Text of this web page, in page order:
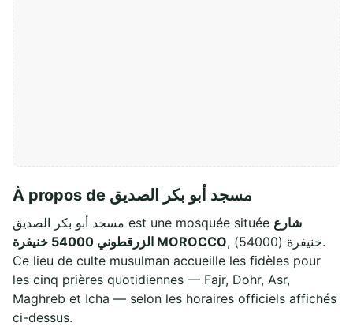
À propos de مسجد أبو بكر الصديق
مسجد أبو بكر الصديق est une mosquée située شارع
الزرقطوني 54000 خنيفرة MOROCCO, خنيفرة (54000).
Ce lieu de culte musulman accueille les fidèles pour
les cinq prières quotidiennes — Fajr, Dohr, Asr,
Maghreb et Icha — selon les horaires officiels affichés
ci-dessus.